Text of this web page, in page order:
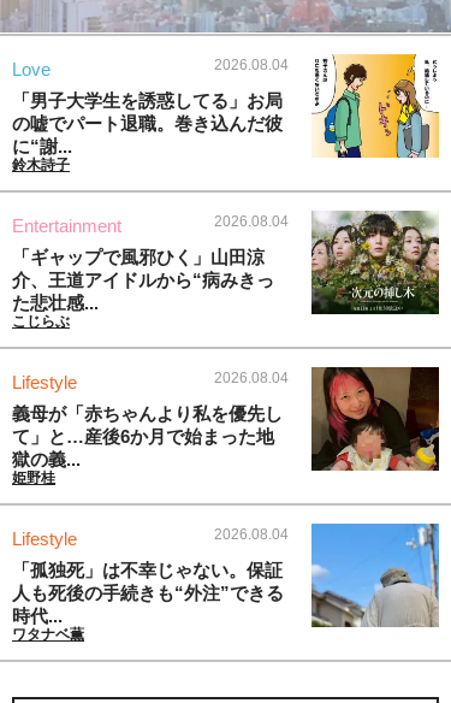
Love 2026.08.04
「男子大学生を誘惑してる」お局
の嘘でパート退職。巻き込んだ彼
に“謝...
鈴木詩子
Entertainment 2026.08.04
「ギャップで風邪ひく」山田涼
介、王道アイドルから“病みきっ
た悲壮感...
こじらぶ
Lifestyle 2026.08.04
義母が「赤ちゃんより私を優先し
て」と…産後6か月で始まった地
獄の義...
姫野桂
Lifestyle 2026.08.04
「孤独死」は不幸じゃない。保証
人も死後の手続きも“外注”できる
時代...
ワタナベ薫